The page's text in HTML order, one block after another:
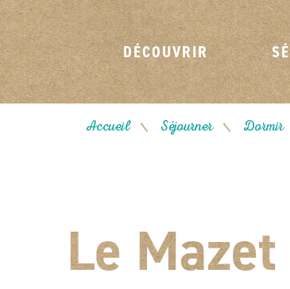
DÉCOUVRIR
Accueil / Séjourner / Dormir
Le